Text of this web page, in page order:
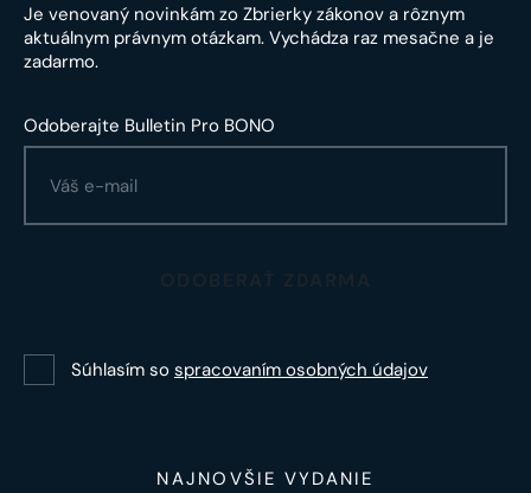
Je venovaný novinkám zo Zbrierky zákonov a rôznym
aktuálnym právnym otázkam. Vychádza raz mesačne a je
zadarmo.
Odoberajte Bulletin Pro BONO
Súhlasím so spracovaním osobných údajov
NAJNOVŠIE VYDANIE